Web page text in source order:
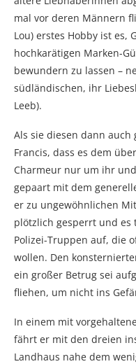
mal vor deren Männern
Lou) erstes Hobby ist es,
hochkarätigen Marken-
bewundern zu lassen –
südländischen, ihr
Leeb).
Als sie diesen dann
Francis, dass es dem
Charmeur nur um ihr
gepaart mit dem
er zu ungewöhnlichen
plötzlich gesperrt und es
Polizei-Truppen auf, die
wollen. Den
ein großer Betrug sei
fliehen, um nicht ins
In einem mit
fährt er mit den dreien
Landhaus nahe dem